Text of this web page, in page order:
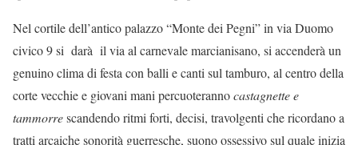
Nel cortile dell’antico palazzo “Monte dei Pegni” in via Duomo
civico 9 si darà il via al carnevale marcianisano, si accenderà un
genuino clima di festa con balli e canti sul tamburo, al centro della
corte vecchie e giovani mani percuoterannocastagnette e
tammorrescandendo ritmi forti, decisi, travolgenti che ricordano a
tratti arcaiche sonorità guerresche, suono ossessivo sul quale inizia